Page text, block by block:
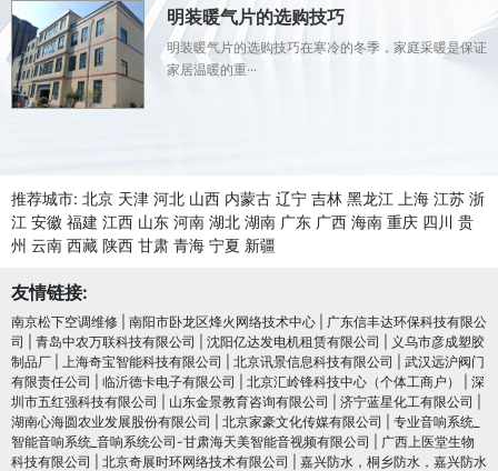
明装暖气片的选购技巧
明装暖气片的选购技巧在寒冷的冬季，家庭采暖是保证
家居温暖的重···
推荐城市: 北京 天津 河北 山西 内蒙古 辽宁 吉林 黑龙江 上海 江苏 浙
江 安徽 福建 江西 山东 河南 湖北 湖南 广东 广西 海南 重庆 四川 贵
州 云南 西藏 陕西 甘肃 青海 宁夏 新疆
友情链接:
南京松下空调维修 南阳市卧龙区烽火网络技术中心
广东信丰达环保科技有限公
司
青岛中农万联科技有限公司 沈阳亿达发电机租赁有限公司
义乌市彦成塑胶
制品厂
上海奇宝智能科技有限公司 北京讯景信息科技有限公司
武汉远沪阀门
有限责任公司
临沂德卡电子有限公司 北京汇岭锋科技中心（个体工商户）
深
圳市五红强科技有限公司
山东金景教育咨询有限公司 济宁蓝星化工有限公司
湖南心海圆农业发展股份有限公司
北京家豪文化传媒有限公司
专业音响系统_
智能音响系统_音响系统公司-甘肃海天美智能音视频有限公司
广西上医堂生物
科技有限公司
北京奇展时环网络技术有限公司
嘉兴防水，桐乡防水，嘉兴防水